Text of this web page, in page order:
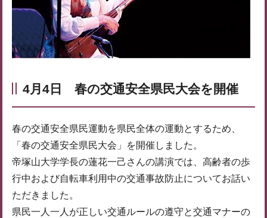
4月4日 春の交通安全県民大会を開催
春の交通安全県民運動を県民全体の運動とするため、
「春の交通安全県民大会」を開催しました。
帝塚山大学学長の蓮花一己さんの講演では、高齢者の歩
行中および自転車利用中の交通事故防止についてお話い
ただきました。
県民一人一人が正しい交通ルールの遵守と交通マナーの